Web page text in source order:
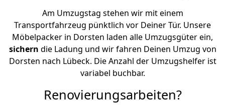
Am Umzugstag stehen wir mit einem
Transportfahrzeug pünktlich vor Deiner Tür. Unsere
Möbelpacker in Dorsten laden alle Umzugsgüter ein,
sichern die Ladung und wir fahren Deinen Umzug von
Dorsten nach Lübeck. Die Anzahl der Umzugshelfer ist
variabel buchbar.
Renovierungsarbeiten?